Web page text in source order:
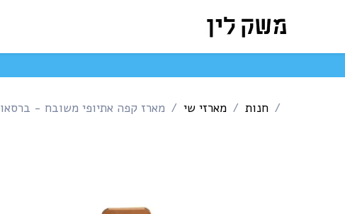
חנות מארזי שי מארז קפה אתיופי משובח - ברסאו